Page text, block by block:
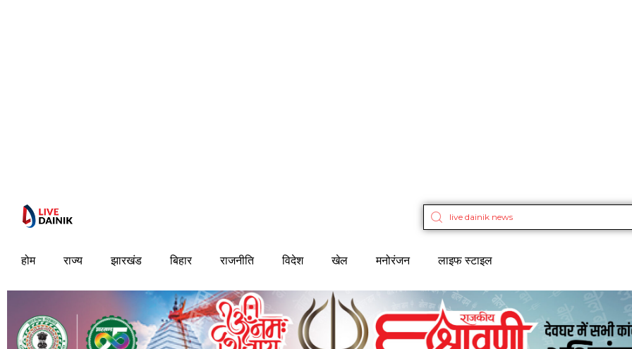
होम राज्य झारखंड बिहार राजनीति विदेश खेल मनोरंजन लाइफ स्टाइल